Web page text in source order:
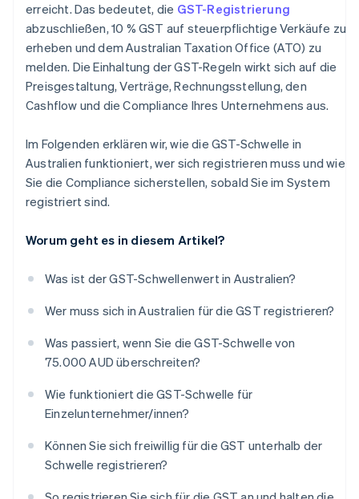
erreicht. Das bedeutet, die GST-Registrierung
abzuschließen, 10 % GST auf steuerpflichtige Verkäufe zu
erheben und dem Australian Taxation Office (ATO) zu
melden. Die Einhaltung der GST-Regeln wirkt sich auf die
Preisgestaltung, Verträge, Rechnungsstellung, den
Cashflow und die Compliance Ihres Unternehmens aus.
Im Folgenden erklären wir, wie die GST-Schwelle in
Australien funktioniert, wer sich registrieren muss und wie
Sie die Compliance sicherstellen, sobald Sie im System
registriert sind.
Worum geht es in diesem Artikel?
Was ist der GST-Schwellenwert in Australien?
Wer muss sich in Australien für die GST registrieren?
Was passiert, wenn Sie die GST-Schwelle von
75.000 AUD überschreiten?
Wie funktioniert die GST-Schwelle für
Einzelunternehmer/innen?
Können Sie sich freiwillig für die GST unterhalb der
Schwelle registrieren?